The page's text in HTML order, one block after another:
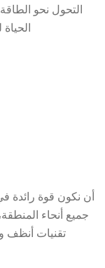
التحول نحو
أن نكون قوة رائدة
جميع أنحاء
تقنيات أنظف